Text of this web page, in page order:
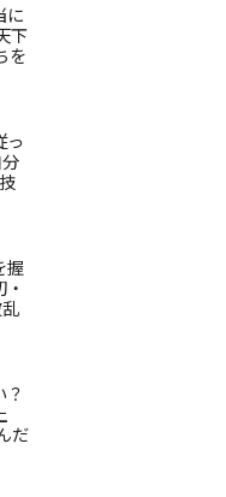
に
下
を
っ
握
だ